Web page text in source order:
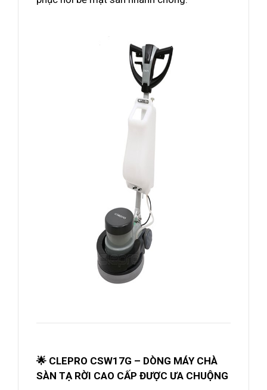
🌟 CLEPRO CSW17G – DÒNG MÁY CHÀ
SÀN TẠ RỜI CAO CẤP ĐƯỢC ƯA CHUỘNG